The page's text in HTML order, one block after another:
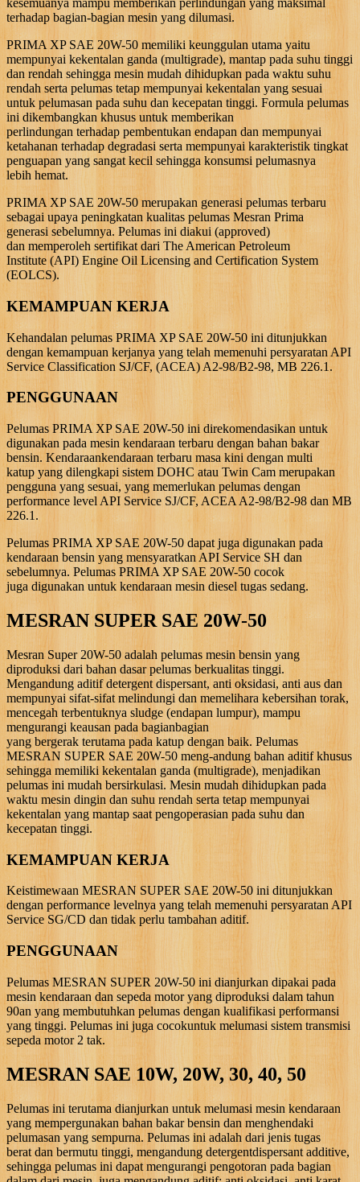
kesemuanya mampu memberikan perlindungan yang maksimal
terhadap bagian-bagian mesin yang dilumasi.
PRIMA XP SAE 20W-50 memiliki keunggulan utama yaitu
mempunyai kekentalan ganda (multigrade), mantap pada suhu tinggi
dan rendah sehingga mesin mudah dihidupkan pada waktu suhu
rendah serta pelumas tetap mempunyai kekentalan yang sesuai
untuk pelumasan pada suhu dan kecepatan tinggi. Formula pelumas
ini dikembangkan khusus untuk memberikan
perlindungan terhadap pembentukan endapan dan mempunyai
ketahanan terhadap degradasi serta mempunyai karakteristik tingkat
penguapan yang sangat kecil sehingga konsumsi pelumasnya
lebih hemat.
PRIMA XP SAE 20W-50 merupakan generasi pelumas terbaru
sebagai upaya peningkatan kualitas pelumas Mesran Prima
generasi sebelumnya. Pelumas ini diakui (approved)
dan memperoleh sertifikat dari The American Petroleum
Institute (API) Engine Oil Licensing and Certification System
(EOLCS).
KEMAMPUAN KERJA
Kehandalan pelumas PRIMA XP SAE 20W-50 ini ditunjukkan
dengan kemampuan kerjanya yang telah memenuhi persyaratan API
Service Classification SJ/CF, (ACEA) A2-98/B2-98, MB 226.1.
PENGGUNAAN
Pelumas PRIMA XP SAE 20W-50 ini direkomendasikan untuk
digunakan pada mesin kendaraan terbaru dengan bahan bakar
bensin. Kendaraankendaraan terbaru masa kini dengan multi
katup yang dilengkapi sistem DOHC atau Twin Cam merupakan
pengguna yang sesuai, yang memerlukan pelumas dengan
performance level API Service SJ/CF, ACEA A2-98/B2-98 dan MB
226.1.
Pelumas PRIMA XP SAE 20W-50 dapat juga digunakan pada
kendaraan bensin yang mensyaratkan API Service SH dan
sebelumnya. Pelumas PRIMA XP SAE 20W-50 cocok
juga digunakan untuk kendaraan mesin diesel tugas sedang.
MESRAN SUPER SAE 20W-50
Mesran Super 20W-50 adalah pelumas mesin bensin yang
diproduksi dari bahan dasar pelumas berkualitas tinggi.
Mengandung aditif detergent dispersant, anti oksidasi, anti aus dan
mempunyai sifat-sifat melindungi dan memelihara kebersihan torak,
mencegah terbentuknya sludge (endapan lumpur), mampu
mengurangi keausan pada bagianbagian
yang bergerak terutama pada katup dengan baik. Pelumas
MESRAN SUPER SAE 20W-50 meng-andung bahan aditif khusus
sehingga memiliki kekentalan ganda (multigrade), menjadikan
pelumas ini mudah bersirkulasi. Mesin mudah dihidupkan pada
waktu mesin dingin dan suhu rendah serta tetap mempunyai
kekentalan yang mantap saat pengoperasian pada suhu dan
kecepatan tinggi.
KEMAMPUAN KERJA
Keistimewaan MESRAN SUPER SAE 20W-50 ini ditunjukkan
dengan performance levelnya yang telah memenuhi persyaratan API
Service SG/CD dan tidak perlu tambahan aditif.
PENGGUNAAN
Pelumas MESRAN SUPER 20W-50 ini dianjurkan dipakai pada
mesin kendaraan dan sepeda motor yang diproduksi dalam tahun
90an yang membutuhkan pelumas dengan kualifikasi performansi
yang tinggi. Pelumas ini juga cocokuntuk melumasi sistem transmisi
sepeda motor 2 tak.
MESRAN SAE 10W, 20W, 30, 40, 50
Pelumas ini terutama dianjurkan untuk melumasi mesin kendaraan
yang mempergunakan bahan bakar bensin dan menghendaki
pelumasan yang sempurna. Pelumas ini adalah dari jenis tugas
berat dan bermutu tinggi, mengandung detergentdispersant additive,
sehingga pelumas ini dapat mengurangi pengotoran pada bagian